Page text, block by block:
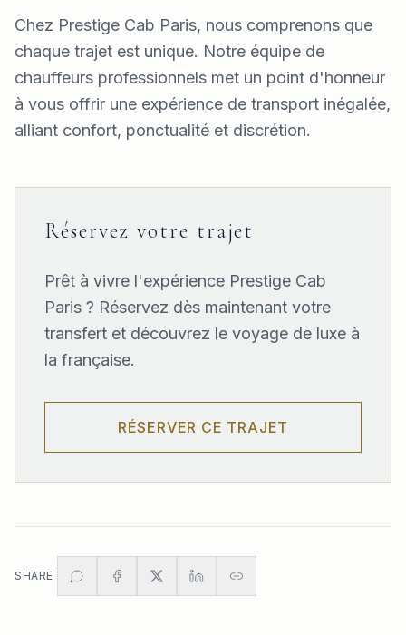
Chez Prestige Cab Paris, nous comprenons que
chaque trajet est unique. Notre équipe de
chauffeurs professionnels met un point d'honneur
à vous offrir une expérience de transport inégalée,
alliant confort, ponctualité et discrétion.
Réservez votre trajet
Prêt à vivre l'expérience Prestige Cab
Paris ? Réservez dès maintenant votre
transfert et découvrez le voyage de luxe à
la française.
RÉSERVER CE TRAJET
SHARE